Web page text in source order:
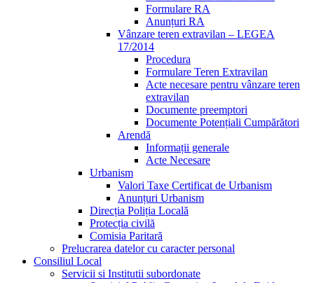
Formulare RA
Anunțuri RA
Vânzare teren extravilan – LEGEA
17/2014
Procedura
Formulare Teren Extravilan
Acte necesare pentru vânzare teren
extravilan
Documente preemptori
Documente Potențiali Cumpărători
Arendă
Informații generale
Acte Necesare
Urbanism
Valori Taxe Certificat de Urbanism
Anunțuri Urbanism
Direcția Poliția Locală
Protecția civilă
Comisia Paritară
Prelucrarea datelor cu caracter personal
Consiliul Local
Servicii si Institutii subordonate